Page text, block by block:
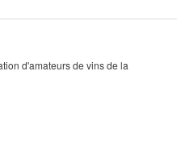
d'amateurs de vins de la